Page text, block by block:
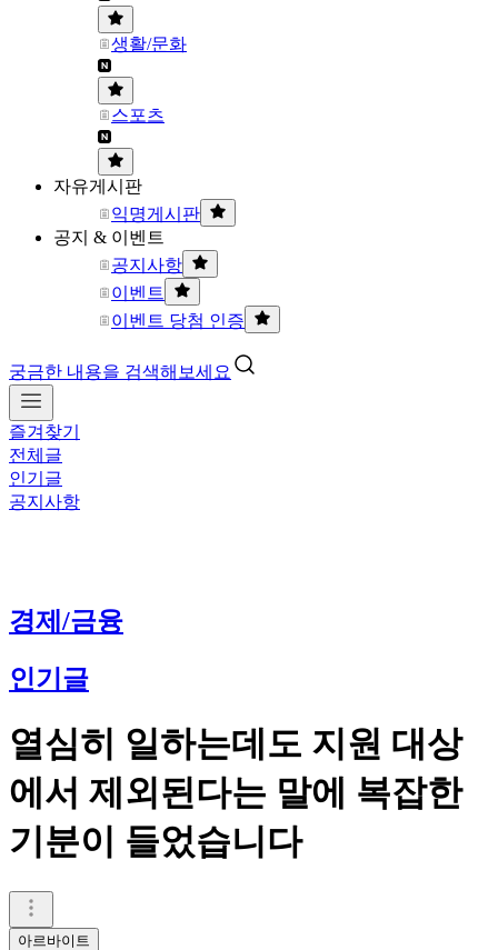
생활/문화
스포츠
자유게시판
익명게시판
공지 & 이벤트
공지사항
이벤트
이벤트 당첨 인증
궁금한 내용을 검색해보세요
즐겨찾기
전체글
인기글
공지사항
경제/금융
인기글
열심히 일하는데도 지원 대상
에서 제외된다는 말에 복잡한
기분이 들었습니다
아르바이트